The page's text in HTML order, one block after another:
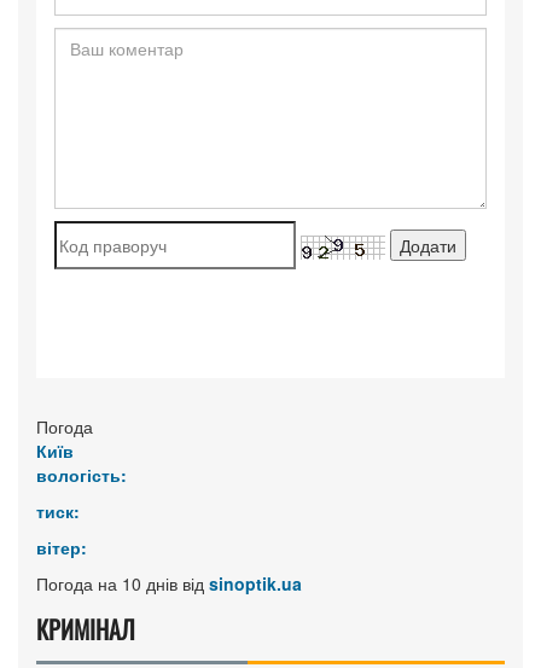
Погода
Київ
вологість:
тиск:
вітер:
Погода на 10 днів від sinoptik.ua
КРИМІНАЛ